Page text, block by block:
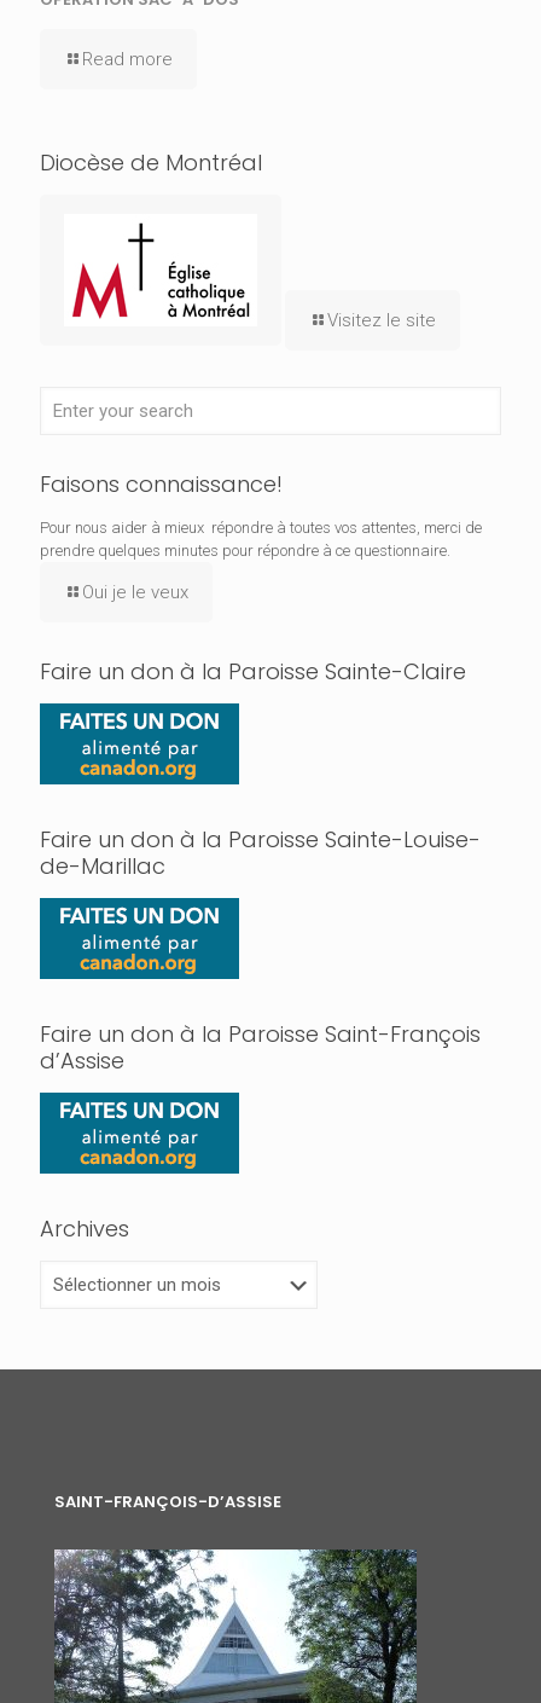
Read more
Diocèse de Montréal
Visitez le site
Faisons connaissance!
Pour nous aider à mieux répondre à toutes vos attentes, merci de
prendre quelques minutes pour répondre à ce questionnaire.
Oui je le veux
Faire un don à la Paroisse Sainte-Claire
Faire un don à la Paroisse Sainte-Louise-
de-Marillac
Faire un don à la Paroisse Saint-François
d’Assise
Archives
SAINT-FRANÇOIS-D’ASSISE